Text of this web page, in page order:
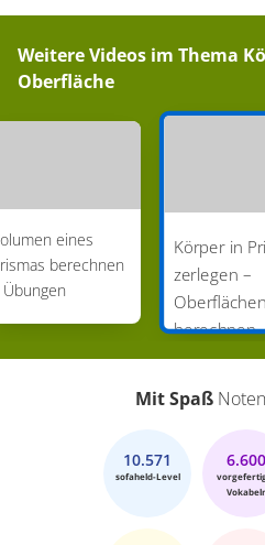
Weitere Videos im Thema
Oberfläche
eines
berechnen
Übungen
Körper in
zerlegen –
berechnen
Mit Spaß
10.571
sofaheld-Level
6.600